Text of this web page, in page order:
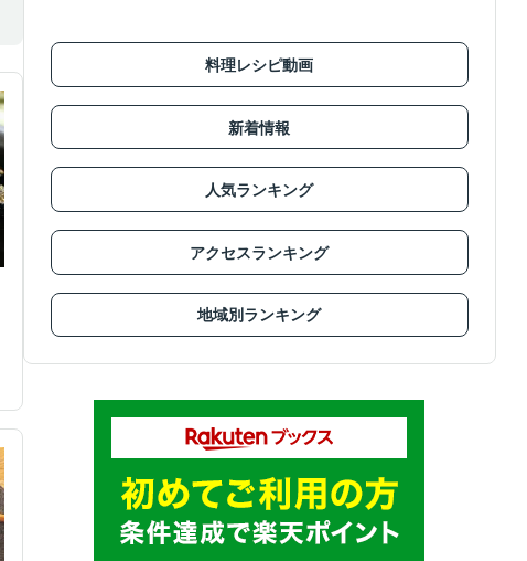
料理レシピ動画
新着情報
人気ランキング
アクセスランキング
地域別ランキング